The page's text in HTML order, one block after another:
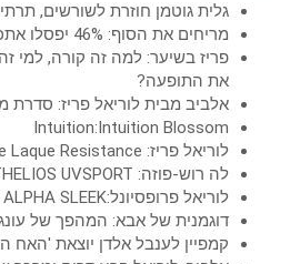
גלית גוטמן חוזרת לשורשים,
מריחים את הסוף: 46% יפסלו אתכם על חולצה מיוזעת
פריז בשיער: למה זה קורה, למי
את התופעה?
אלביב מבית לוריאל פריז:
Intuition:Intuition Blossom
לוריאל פריז: Infallible Laque Resistance
לה רוש-פוזה: ANTHELIOS UVSPORT
לוריאל פרופסיונל:KERATIN ALPHA SLEEK
דוגמנית של אבא: המהפך של
קמפיין לענבל אלדן יוצאת 'האח